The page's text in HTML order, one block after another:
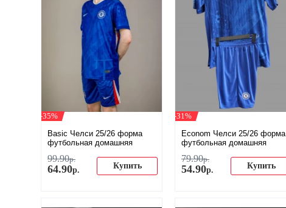
-35%
Basic Челси 25/26 форма
футбольная домашняя
99.90р.
64.90р. Купить
-31%
Econom Челси 25/26 форма
футбольная домашняя
79.90р.
54.90р. Купить